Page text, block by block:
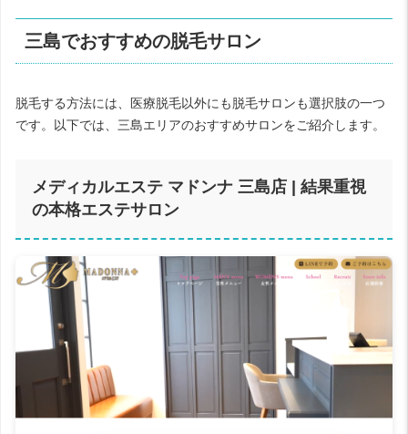
三島でおすすめの脱毛サロン
脱毛する方法には、医療脱毛以外にも脱毛サロンも選択肢の一つ
です。以下では、三島エリアのおすすめサロンをご紹介します。
メディカルエステ マドンナ 三島店 | 結果重視
の本格エステサロン